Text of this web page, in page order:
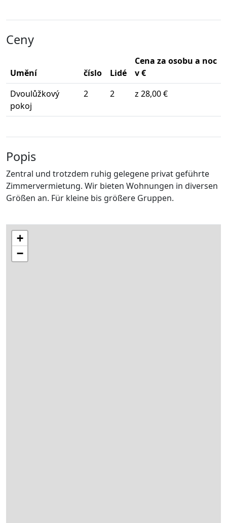
Ceny
Umění číslo Lidé
Cena za osobu a noc
v €
Dvoulůžkový
pokoj
2 2 z 28,00 €
Popis
Zentral und trotzdem ruhig gelegene privat geführte
Zimmervermietung. Wir bieten Wohnungen in diversen
Größen an. Für kleine bis größere Gruppen.
+
−